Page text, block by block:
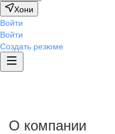
Хони
Войти
Войти
Создать резюме
О компании